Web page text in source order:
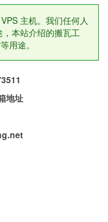
主机。我们任何人
本站介绍的搬瓦工
用途。
地址